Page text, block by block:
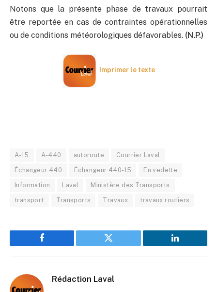
Notons que la présente phase de travaux pourrait
être reportée en cas de contraintes opérationnelles
ou de conditions météorologiques défavorables. (N.P.)
Imprimer le texte
A-15 A-440 autoroute Courrier Laval
Échangeur 440 Échangeur 440-15 En vedette
Information Laval Ministère des Transports
transport Transports Travaux travaux routiers
Facebook Twitter LinkedIn
Rédaction Laval